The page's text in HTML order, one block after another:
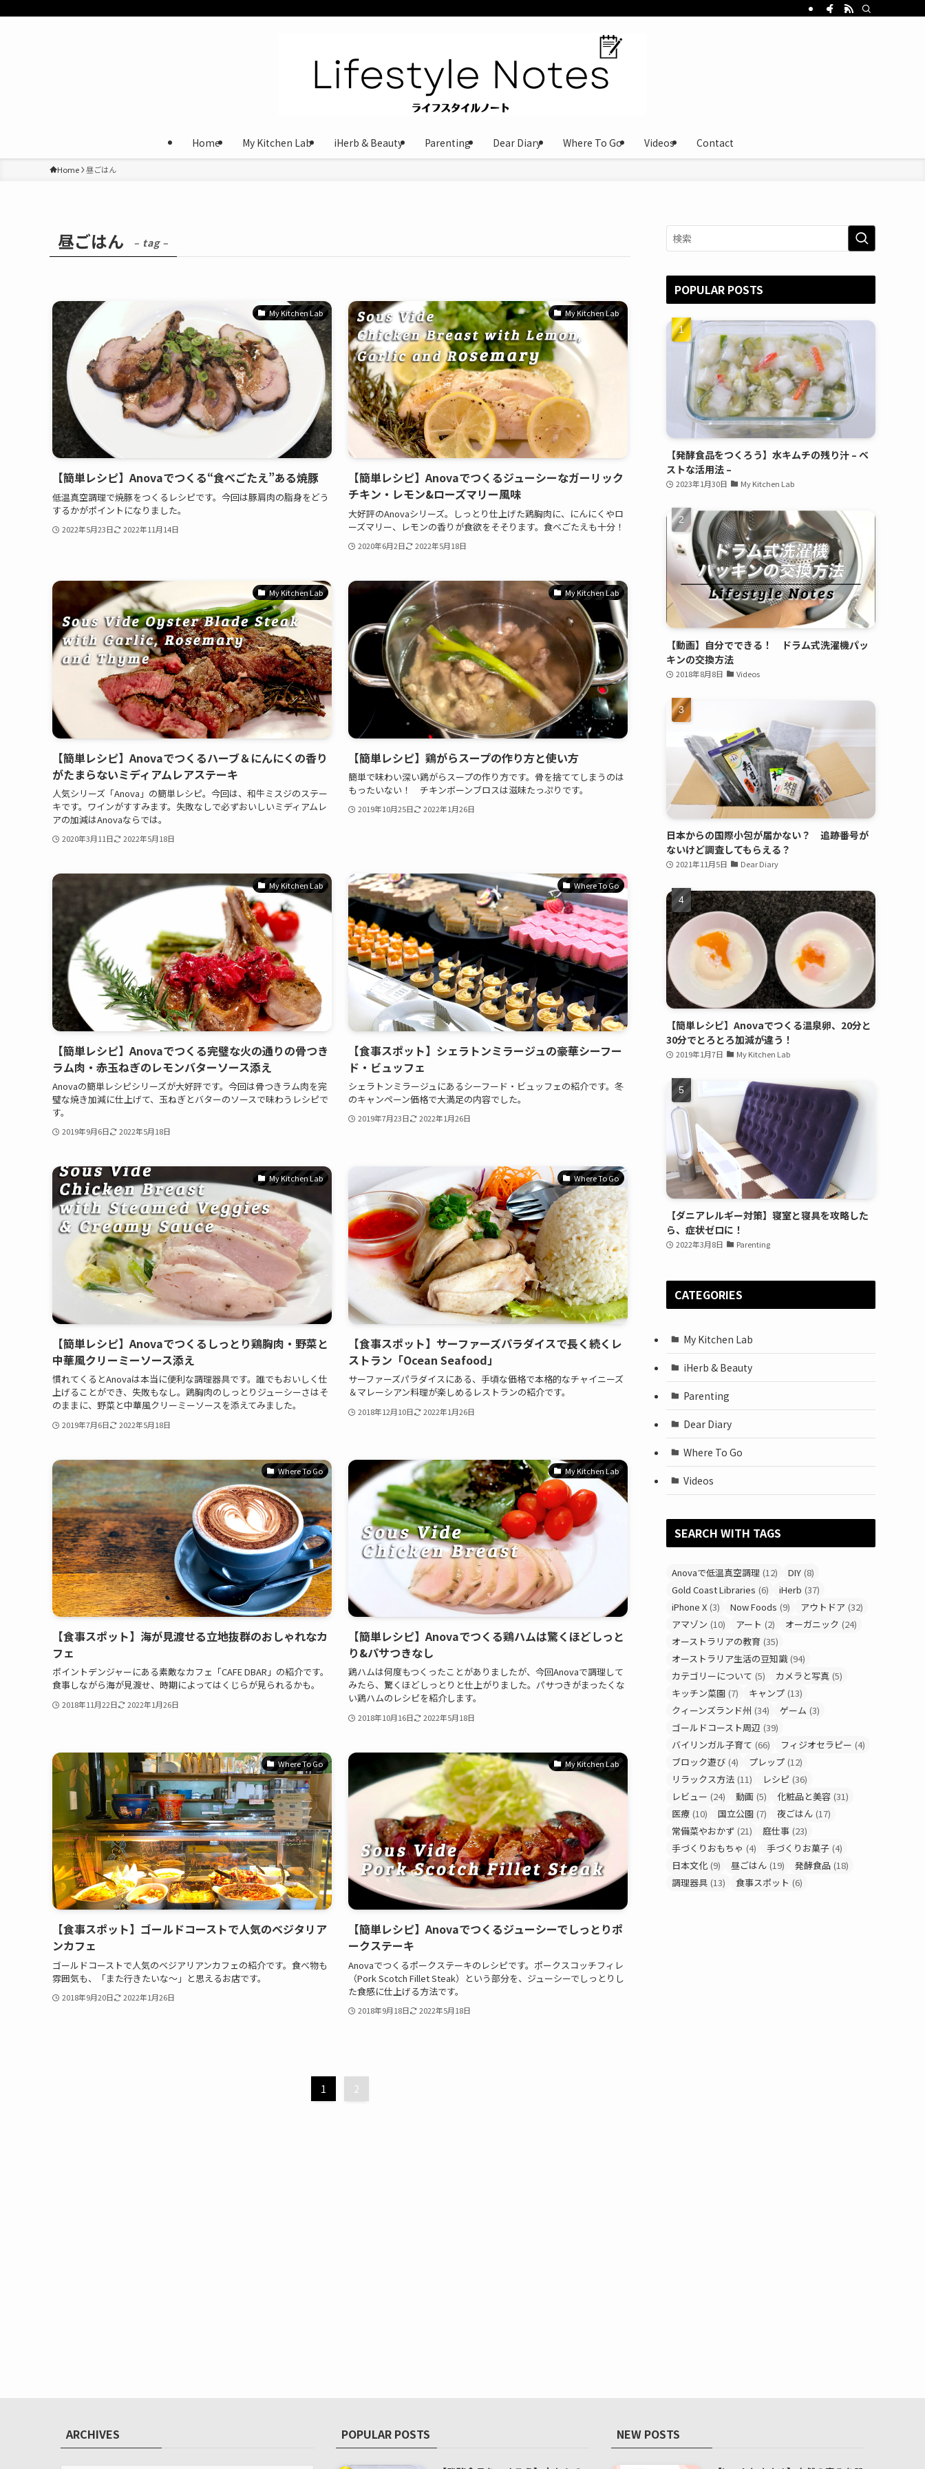
Home My Kitchen Lab iHerb & Beauty Parenting Dear Diary Where To Go Videos Contact
Home 昼ごはん
昼ごはん – tag –
My Kitchen Lab
【簡単レシピ】Anovaでつくる“食べごたえ”ある焼豚
低温真空調理で焼豚をつくるレシピです。今回は豚肩肉の脂身をどう
するかがポイントになりました。
2022年5月23日 2022年11月14日
My Kitchen Lab
【簡単レシピ】Anovaでつくるジューシーなガーリック
チキン・レモン&ローズマリー風味
大好評のAnovaシリーズ。しっとり仕上げた鶏胸肉に、にんにくやロ
ーズマリー、レモンの香りが食欲をそそります。食べごたえも十分！
2020年6月2日 2022年5月18日
My Kitchen Lab
【簡単レシピ】Anovaでつくるハーブ＆にんにくの香り
がたまらないミディアムレアステーキ
人気シリーズ「Anova」の簡単レシピ。今回は、和牛ミスジのステー
キです。ワインがすすみます。失敗なしで必ずおいしいミディアムレ
アの加減はAnovaならでは。
2020年3月11日 2022年5月18日
My Kitchen Lab
【簡単レシピ】鶏がらスープの作り方と使い方
簡単で味わい深い鶏がらスープの作り方です。骨を捨ててしまうのは
もったいない！ チキンボーンブロスは滋味たっぷりです。
2019年10月25日 2022年1月26日
My Kitchen Lab
【簡単レシピ】Anovaでつくる完璧な火の通りの骨つき
ラム肉・赤玉ねぎのレモンバターソース添え
Anovaの簡単レシピシリーズが大好評です。今回は骨つきラム肉を完
璧な焼き加減に仕上げて、玉ねぎとバターのソースで味わうレシピで
す。
2019年9月6日 2022年5月18日
Where To Go
【食事スポット】シェラトンミラージュの豪華シーフー
ド・ビュッフェ
シェラトンミラージュにあるシーフード・ビュッフェの紹介です。冬
のキャンペーン価格で大満足の内容でした。
2019年7月23日 2022年1月26日
My Kitchen Lab
【簡単レシピ】Anovaでつくるしっとり鶏胸肉・野菜と
中華風クリーミーソース添え
慣れてくるとAnovaは本当に便利な調理器具です。誰でもおいしく仕
上げることができ、失敗もなし。鶏胸肉のしっとりジューシーさはそ
のままに、野菜と中華風クリーミーソースを添えてみました。
2019年7月6日 2022年5月18日
Where To Go
【食事スポット】サーファーズパラダイスで長く続くレ
ストラン「Ocean Seafood」
サーファーズパラダイスにある、手頃な価格で本格的なチャイニーズ
＆マレーシアン料理が楽しめるレストランの紹介です。
2018年12月10日 2022年1月26日
Where To Go
【食事スポット】海が見渡せる立地抜群のおしゃれなカ
フェ
ポイントデンジャーにある素敵なカフェ「CAFE DBAR」の紹介です。
食事しながら海が見渡せ、時期によってはくじらが見られるかも。
2018年11月22日 2022年1月26日
My Kitchen Lab
【簡単レシピ】Anovaでつくる鶏ハムは驚くほどしっと
り&パサつきなし
鶏ハムは何度もつくったことがありましたが、今回Anovaで調理して
みたら、驚くほどしっとりと仕上がりました。パサつきがまったくな
い鶏ハムのレシピを紹介します。
2018年10月16日 2022年5月18日
Where To Go
【食事スポット】ゴールドコーストで人気のベジタリア
ンカフェ
ゴールドコーストで人気のベジアリアンカフェの紹介です。食べ物も
雰囲気も、「また行きたいな〜」と思えるお店です。
2018年9月20日 2022年1月26日
My Kitchen Lab
【簡単レシピ】Anovaでつくるジューシーでしっとりポ
ークステーキ
Anovaでつくるポークステーキのレシピです。ポークスコッチフィレ
（Pork Scotch Fillet Steak）という部分を、ジューシーでしっとりし
た食感に仕上げる方法です。
2018年9月18日 2022年5月18日
1 2
POPULAR POSTS
【発酵食品をつくろう】水キムチの残り汁 – ベ
ストな活用法 –
2023年1月30日 My Kitchen Lab
【動画】自分でできる！ ドラム式洗濯機パッ
キンの交換方法
2018年8月8日 Videos
日本からの国際小包が届かない？ 追跡番号が
ないけど調査してもらえる？
2021年11月5日 Dear Diary
【簡単レシピ】Anovaでつくる温泉卵、20分と
30分でとろとろ加減が違う！
2019年1月7日 My Kitchen Lab
【ダニアレルギー対策】寝室と寝具を攻略した
ら、症状ゼロに！
2022年3月8日 Parenting
CATEGORIES
My Kitchen Lab
iHerb & Beauty
Parenting
Dear Diary
Where To Go
Videos
SEARCH WITH TAGS
Anovaで低温真空調理 (12) DIY (8)
Gold Coast Libraries (6) iHerb (37)
iPhone X (3) Now Foods (9) アウトドア (32)
アマゾン (10) アート (2) オーガニック (24)
オーストラリアの教育 (35)
オーストラリア生活の豆知識 (94)
カテゴリーについて (5) カメラと写真 (5)
キッチン菜園 (7) キャンプ (13)
クィーンズランド州 (34) ゲーム (3)
ゴールドコースト周辺 (39)
バイリンガル子育て (66) フィジオセラピー (4)
ブロック遊び (4) プレップ (12)
リラックス方法 (11) レシピ (36)
レビュー (24) 動画 (5) 化粧品と美容 (31)
医療 (10) 国立公園 (7) 夜ごはん (17)
常備菜やおかず (21) 庭仕事 (23)
手づくりおもちゃ (4) 手づくりお菓子 (4)
日本文化 (9) 昼ごはん (19) 発酵食品 (18)
調理器具 (13) 食事スポット (6)
ARCHIVES POPULAR POSTS NEW POSTS